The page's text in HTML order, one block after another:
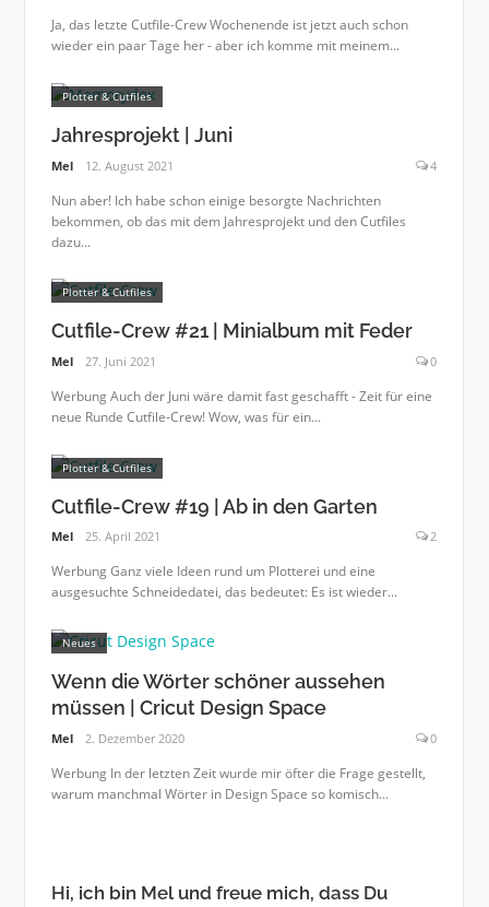
Ja, das letzte Cutfile-Crew Wochenende ist jetzt auch schon
wieder ein paar Tage her - aber ich komme mit meinem...
Plotter & Cutfiles
Jahresprojekt | Juni
Mel 12. August 2021 4
Nun aber! Ich habe schon einige besorgte Nachrichten
bekommen, ob das mit dem Jahresprojekt und den Cutfiles
dazu...
Plotter & Cutfiles
Cutfile-Crew #21 | Minialbum mit Feder
Mel 27. Juni 2021 0
Werbung Auch der Juni wäre damit fast geschafft - Zeit für eine
neue Runde Cutfile-Crew! Wow, was für ein...
Plotter & Cutfiles
Cutfile-Crew #19 | Ab in den Garten
Mel 25. April 2021 2
Werbung Ganz viele Ideen rund um Plotterei und eine
ausgesuchte Schneidedatei, das bedeutet: Es ist wieder...
Neues
Wenn die Wörter schöner aussehen
müssen | Cricut Design Space
Mel 2. Dezember 2020 0
Werbung In der letzten Zeit wurde mir öfter die Frage gestellt,
warum manchmal Wörter in Design Space so komisch...
Hi, ich bin Mel und freue mich, dass Du